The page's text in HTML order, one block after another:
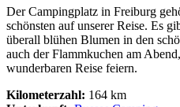
Der Campingplatz in Freiburg
schönsten auf unserer Reise. Es
überall blühen Blumen in den
auch der Flammkuchen am
wunderbaren Reise feiern.
Kilometerzahl: 164 km